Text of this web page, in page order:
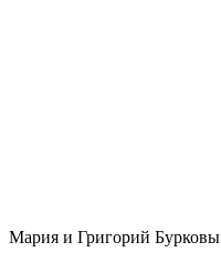
Мария и Григорий Бурковы